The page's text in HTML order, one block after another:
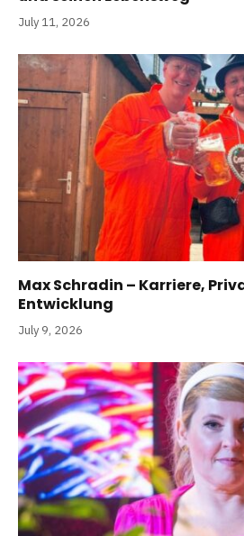
July 11, 2026
Max Schradin – Karriere,
Entwicklung
July 9, 2026